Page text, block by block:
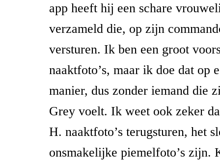
app heeft hij een schare
verzameld die, op zijn
versturen. Ik ben een groot
naaktfoto’s, maar ik doe dat op
manier, dus zonder iemand die
Grey voelt. Ik weet ook zeker
H. naaktfoto’s terugsturen, het
onsmakelijke piemelfoto’s zijn.